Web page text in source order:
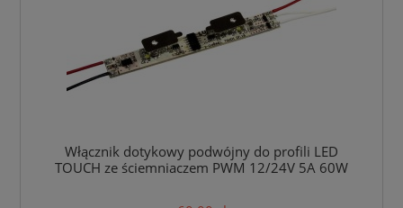
Włącznik dotykowy podwójny do profili LED
TOUCH ze ściemniaczem PWM 12/24V 5A 60W